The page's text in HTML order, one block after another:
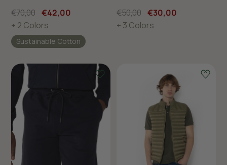
€70,00 €42,00
+ 2 Colors
Sustainable Cotton
€50,00 €30,00
+ 3 Colors